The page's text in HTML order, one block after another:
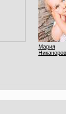
Мария